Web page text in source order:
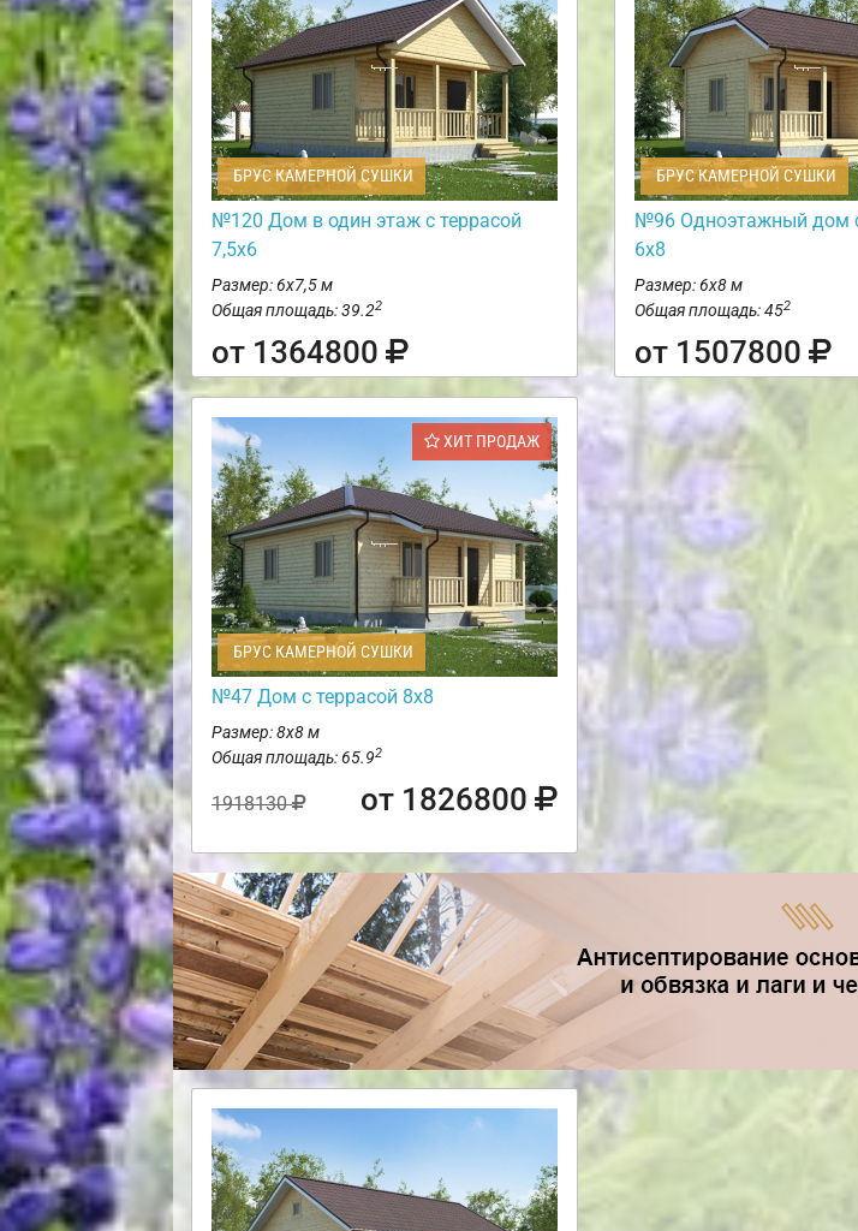
БРУС КАМЕРНОЙ СУШКИ
№120 Дом в один этаж с террасой
7,5х6
Размер: 6х7,5 м
Общая площадь: 39.22
от 1364800
БРУС КАМЕРНОЙ СУШКИ
№96 Одноэтажный дом
6х8
Размер: 6х8 м
Общая площадь: 452
от 1507800
ХИТ ПРОДАЖ
БРУС КАМЕРНОЙ СУШКИ
№47 Дом с террасой 8х8
Размер: 8х8 м
Общая площадь: 65.92
1918130 от 1826800